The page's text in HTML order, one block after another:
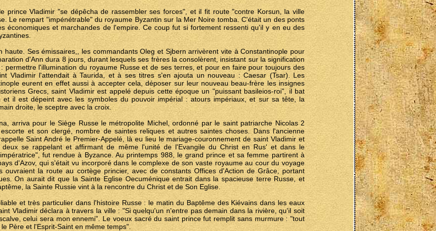
prince Vladimir "se dépêcha de rassembler ses forces", et il fit route "contre Korsun, la ville
Le rempart "impénétrable" du royaume Byzantin sur la Mer Noire tomba. C'était un des ponts
économiques et marchandes de l'empire. Ce coup fut si fortement ressenti qu'il y en eu des
haute. Ses émissaires,, les commandants Oleg et Sjbern arrivèrent vite à Constantinople pour
d'Ann dura 8 jours, durant lesquels ses frères la consolèrent, insistant sur la signification
permettre l'illumination du royaume Russe et de ses terres, et pour en faire pour toujours des
Vladimir l'attendait à Taurida, et à ses titres s'en ajouta un nouveau : Caesar (Tsar). Les
eurent en effet aussi à accepter cela, déposer sur leur nouveau beau-frère les insignes
Grecs, saint Vladimir est appelé depuis cette époque un "puissant basileios-roi", il bat
et il est dépeint avec les symboles du pouvoir impérial : atours impériaux, et sur sa tête, la
droite, le sceptre avec la croix.
arriva pour le Siège Russe le métropolite Michel, ordonné par le saint patriarche Nicolas 2
et son clergé, nombre de saintes reliques et autres saintes choses. Dans l'ancienne
Saint André le Premier-Appelé, là eu lieu le mariage-couronnement de saint Vladimir et
se rappelant et affirmant de même l'unité de l'Evangile du Christ en Rus' et dans le
fut rendue à Byzance. Au printemps 988, le grand prince et sa femme partirent à
d'Azov, qui s'était vu incorporé dans le complexe de son vaste royaume au cour du voyage
ouvraient la route au cortège princier, avec de constants Offices d'Action de Grâce, portant
On aurait dit que la Sainte Eglise Oecuménique entrait dans la spacieuse terre Russe, et
la Sainte Russie vint à la rencontre du Christ et de Son Eglise.
et très particulier dans l'histoire Russe : le matin du Baptême des Kiévains dans les eaux
Vladimir déclara à travers la ville : "Si quelqu'un n'entre pas demain dans la rivière, qu'il soit
celui sera mon ennemi". Le voeux sacré du saint prince fut remplit sans murmure : "tout
Père et l'Esprit-Saint en même temps".